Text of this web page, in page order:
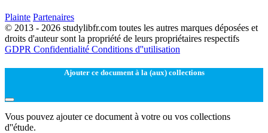
Plainte Partenaires
© 2013 - 2026 studylibfr.com toutes les autres marques déposées et
droits d'auteur sont la propriété de leurs propriétaires respectifs
GDPR Confidentialité Conditions d''utilisation
Ajouter ce document à la (aux) collections
Vous pouvez ajouter ce document à votre ou vos collections
d''étude.